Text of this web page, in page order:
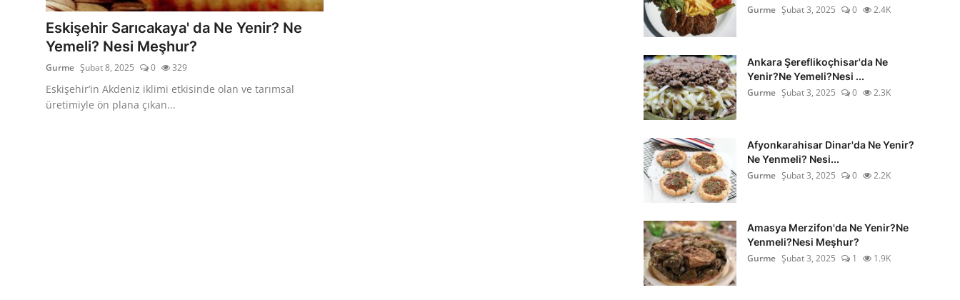
Kalori & Diyet Rehberi
Mutfak Püf Noktaları & İpuçları
Mekan & Lezzet Rotaları
Temel Gıda ve Ürün Rehberleri
Eskişehir Sarıcakaya' da Ne Yenir? Ne
Yemeli? Nesi Meşhur?
Gurme Şubat 8, 2025 0 329
Eskişehir’in Akdeniz iklimi etkisinde olan ve tarımsal
üretimiyle ön plana çıkan...
Gurme Şubat 3, 2025 0 2.4K
Ankara Şereflikoçhisar'da Ne
Yenir?Ne Yemeli?Nesi ...
Gurme Şubat 3, 2025 0 2.3K
Afyonkarahisar Dinar'da Ne Yenir?
Ne Yenmeli? Nesi...
Gurme Şubat 3, 2025 0 2.2K
Amasya Merzifon'da Ne Yenir?Ne
Yenmeli?Nesi Meşhur?
Gurme Şubat 3, 2025 1 1.9K